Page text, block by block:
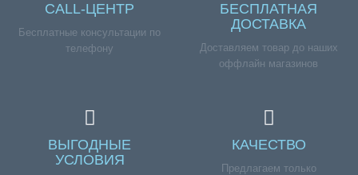
CALL-ЦЕНТР
Бесплатные консультации по
телефону
БЕСПЛАТНАЯ
ДОСТАВКА
Доставляем товар до наших
оффлайн магазинов
ВЫГОДНЫЕ
УСЛОВИЯ
КАЧЕСТВО
Предлагаем только